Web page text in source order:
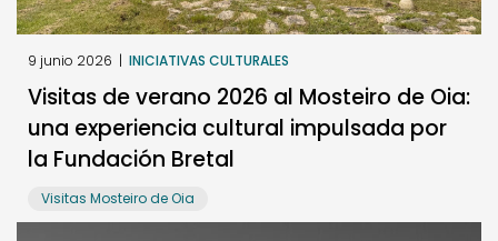
9 junio 2026 | INICIATIVAS CULTURALES
Visitas de verano 2026 al Mosteiro de Oia:
una experiencia cultural impulsada por
la Fundación Bretal
Visitas Mosteiro de Oia